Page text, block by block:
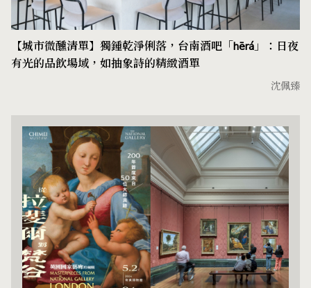
【城市微醺清單】獨鍾乾淨俐落，台南酒吧「hērá」：日夜
有光的品飲場域，如抽象詩的精緻酒單
沈佩臻